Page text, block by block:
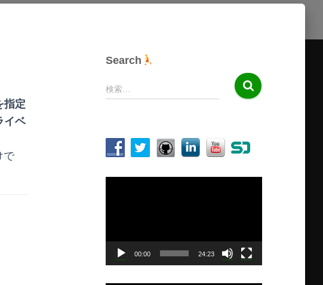
指定
イベ
で
Search
検
索
検索…
00:00 24:23